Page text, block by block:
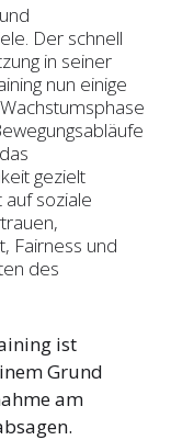
Der schnell
in seiner
nun einige
gezielt
auf soziale
Fairness und
des
ist
Grund
am